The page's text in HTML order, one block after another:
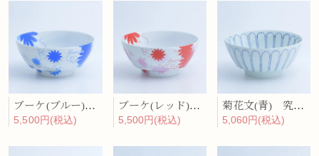
ブーケ(ブルー) 究極のラーメン鉢
5,500円(税込)
ブーケ(レッド) 究極のラーメン鉢
5,500円(税込)
菊花文(青) 究極のラーメン鉢
5,060円(税込)